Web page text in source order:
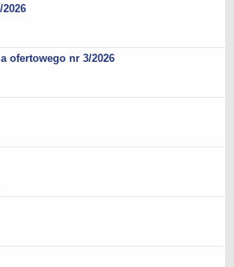
PEDAGOGICZNE
ofertowego nr 3/2026